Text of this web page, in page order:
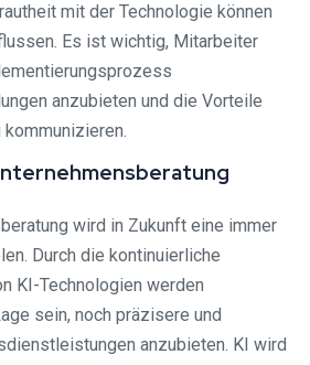
mit der Technologie können
Es ist wichtig, Mitarbeiter
anzubieten und die Vorteile
wird in Zukunft eine immer
Durch die kontinuierliche
KI-Technologien werden
sein, noch präzisere und
anzubieten. KI wird